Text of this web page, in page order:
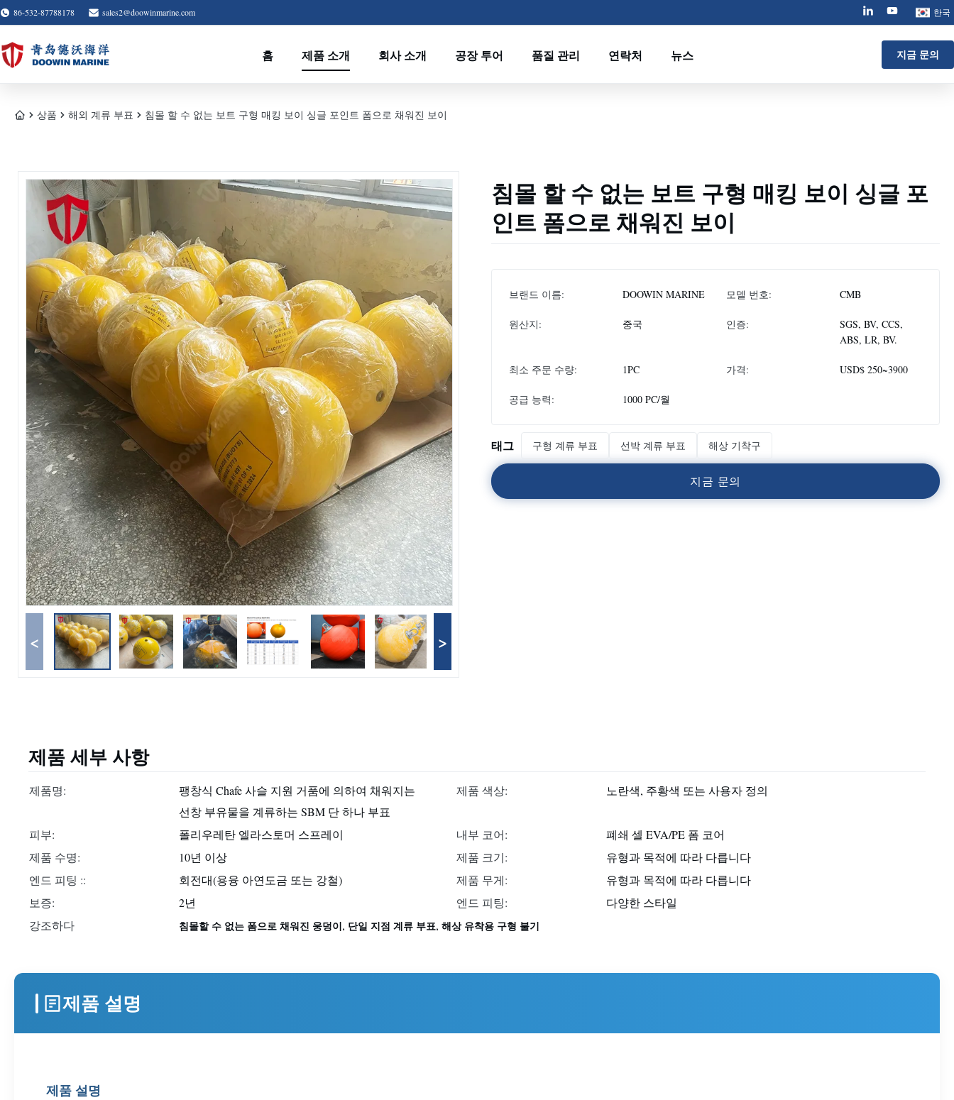
86-532-87788178 sales2@doowinmarine.com 한국
홈 제품 소개 회사 소개 공장 투어 품질 관리 연락처 뉴스 지금 문의
상품 해외 계류 부표 침몰 할 수 없는 보트 구형 매킹 보이 싱글 포인트 폼으로 채워진 보이
< >
침몰 할 수 없는 보트 구형 매킹 보이 싱글 포
인트 폼으로 채워진 보이
브랜드 이름: DOOWIN MARINE 모델 번호: CMB
원산지: 중국 인증:
SGS, BV, CCS,
ABS, LR, BV.
최소 주문 수량: 1PC 가격: USD$ 250~3900
공급 능력: 1000 PC/월
태그 구형 계류 부표 선박 계류 부표 해상 기착구
지금 문의
제품 세부 사항
제품명:
팽창식 Chafe 사슬 지원 거품에 의하여 채워지는
선창 부유물을 계류하는 SBM 단 하나 부표
제품 색상: 노란색, 주황색 또는 사용자 정의
피부: 폴리우레탄 엘라스토머 스프레이 내부 코어:
폐쇄 셀 EVA/PE 폼 코어
제품 수명:
10년 이상 제품 크기:
유형과 목적에 따라 다릅니다
엔드 피팅 ::
회전대(용융 아연도금 또는 강철) 제품 무게:
유형과 목적에 따라 다릅니다
보증:
2년 엔드 피팅:
다양한 스타일
강조하다
침몰할 수 없는 폼으로 채워진 웅덩이, 단일 지점 계류 부표, 해상 유착용 구형 불기
제품 설명
제품 설명